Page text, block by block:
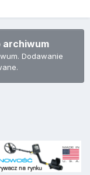
archiwum
Dodawanie